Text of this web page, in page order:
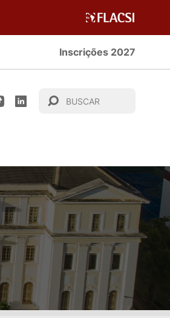
Inscrições 2027